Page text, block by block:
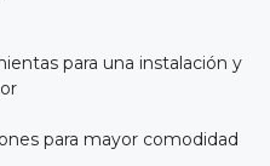
para una instalación y
para mayor comodidad